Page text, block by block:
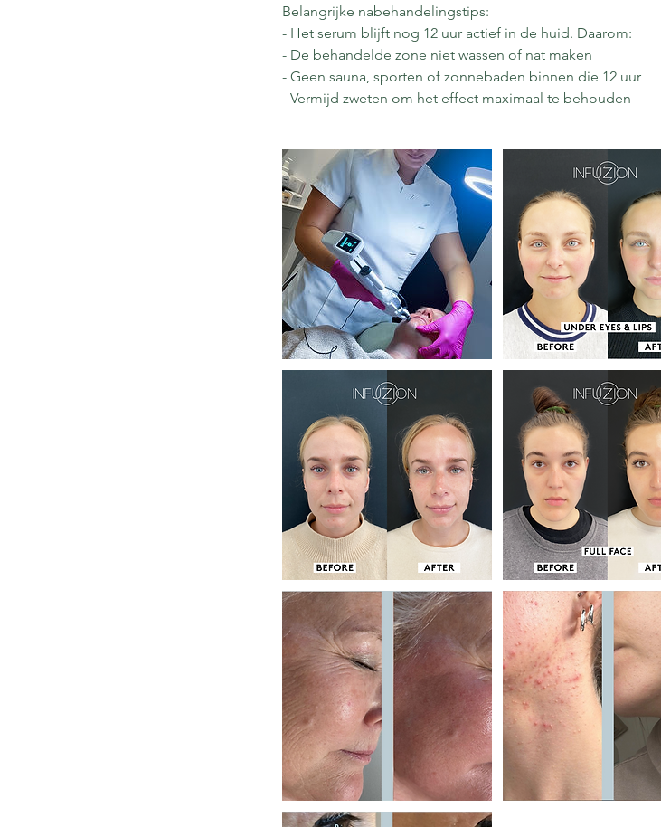
Belangrijke nabehandelingstips:
- Het serum blijft nog 12 uur actief in de huid. Daarom:
- De behandelde zone niet wassen of nat maken
- Geen sauna, sporten of zonnebaden binnen die 12 uur
- Vermijd zweten om het effect maximaal te behouden